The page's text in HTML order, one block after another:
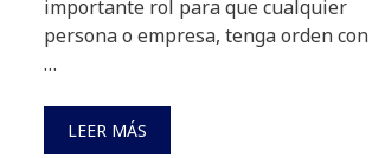
importante rol para que cualquier
persona o empresa, tenga orden con
…
LEER MÁS